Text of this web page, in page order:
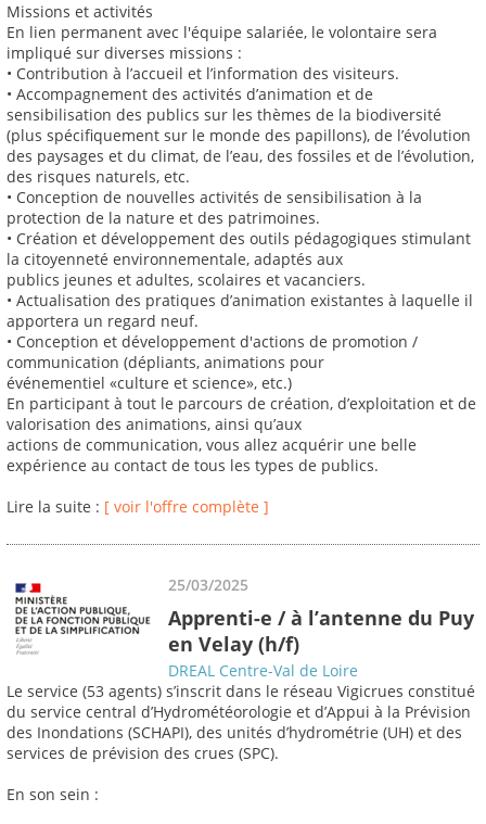
Missions et activités
En lien permanent avec l'équipe salariée, le volontaire sera
impliqué sur diverses missions :
• Contribution à l’accueil et l’information des visiteurs.
• Accompagnement des activités d’animation et de
sensibilisation des publics sur les thèmes de la biodiversité
(plus spécifiquement sur le monde des papillons), de l’évolution
des paysages et du climat, de l’eau, des fossiles et de l’évolution,
des risques naturels, etc.
• Conception de nouvelles activités de sensibilisation à la
protection de la nature et des patrimoines.
• Création et développement des outils pédagogiques stimulant
la citoyenneté environnementale, adaptés aux
publics jeunes et adultes, scolaires et vacanciers.
• Actualisation des pratiques d’animation existantes à laquelle il
apportera un regard neuf.
• Conception et développement d'actions de promotion /
communication (dépliants, animations pour
événementiel «culture et science», etc.)
En participant à tout le parcours de création, d’exploitation et de
valorisation des animations, ainsi qu’aux
actions de communication, vous allez acquérir une belle
expérience au contact de tous les types de publics.
Lire la suite : [ voir l'offre complète ]
25/03/2025
Apprenti-e / à l’antenne du Puy
en Velay (h/f)
DREAL Centre-Val de Loire
Le service (53 agents) s’inscrit dans le réseau Vigicrues constitué
du service central d’Hydrométéorologie et d’Appui à la Prévision
des Inondations (SCHAPI), des unités d’hydrométrie (UH) et des
services de prévision des crues (SPC).
En son sein :